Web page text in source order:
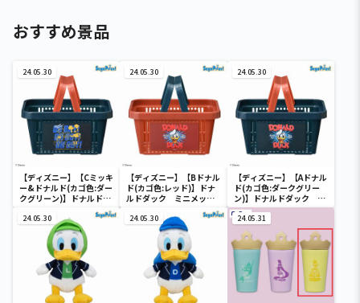
おすすめ景品
24.05.30
【ディズニー】【Cミッキ
ー&ドナルド(カゴ色:ダー
クグリーン)】ドナルドダ
ック ミニメッシュカゴ
24.05.30
【ディズニー】【Bドナル
ド(カゴ色:レッド)】ドナ
ルドダック ミニメッシ
24.05.30
【ディズニー】【Aドナル
ド(カゴ色:ダークグリー
ン)】ドナルドダック ミ
ニメッシュカゴ
24.05.30 24.05.30 24.05.31